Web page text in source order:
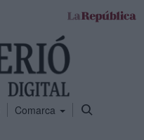
Comarca